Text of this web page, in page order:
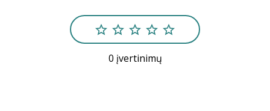
0 įvertinimų